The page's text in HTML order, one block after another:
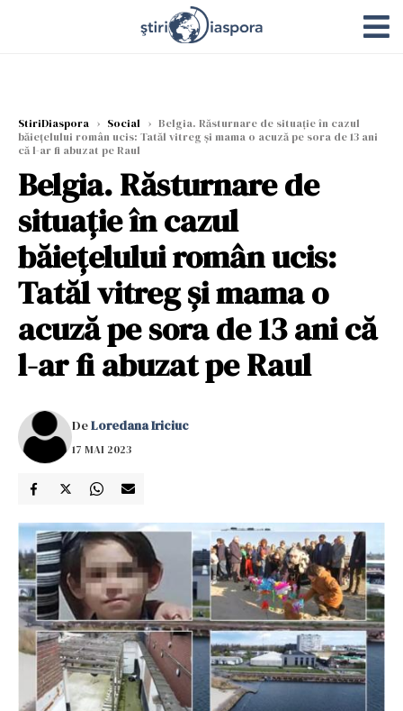
StiriDiaspora › Social › Belgia. Răsturnare de situație în cazul
băiețelului român ucis: Tatăl vitreg și mama o acuză pe sora de 13 ani
că l-ar fi abuzat pe Raul
Belgia. Răsturnare de
situație în cazul
băiețelului român ucis:
Tatăl vitreg și mama o
acuză pe sora de 13 ani că
l-ar fi abuzat pe Raul
DeLoredana Iriciuc
17 MAI 2023